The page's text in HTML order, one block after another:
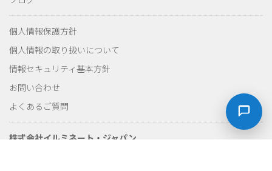
個人情報保護方針
個人情報の取り扱いについて
情報セキュリティ基本方針
お問い合わせ
よくあるご質問
株式会社イルミネート・ジャパン